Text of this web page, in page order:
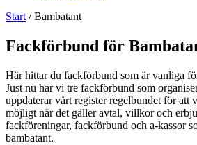
Start /Bambatant
Fackförbund för
Här hittar du fackförbund som är vanliga
Just nu har vi tre fackförbund som
uppdaterar vårt register regelbundet för att
möjligt när det gäller avtal, villkor och
fackföreningar, fackförbund och a-kassor
bambatant.